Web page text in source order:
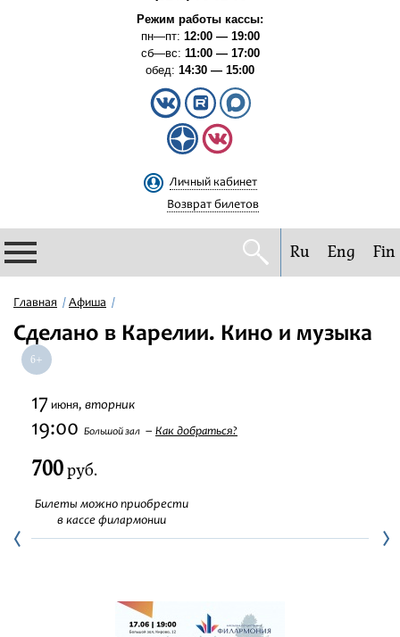
Режим работы кассы:
пн—пт: 12:00 — 19:00
сб—вс: 11:00 — 17:00
обед: 14:30 — 15:00
Личный кабинет
Возврат билетов
Филармония
Афиша
Фестивали
Абонементы
Контакты
Ru Eng Fin
Главная Афиша
Сделано в Карелии. Кино и музыка
17 июня, вторник
19:00 Большой зал Как добраться?
700руб.
Билеты можно приобрести
в кассе филармонии